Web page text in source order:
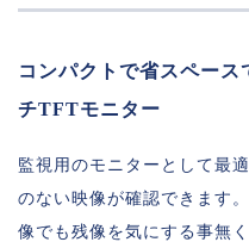
コンパクトで省スペー
チTFTモニター
監視用のモニターとして最
のない映像が確認できます
像でも残像を気にする事無